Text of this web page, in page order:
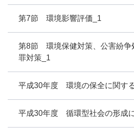
第7節 環境影響評価_1
第8節 環境保健対策、公害紛争
罪対策_1
平成30年度 環境の保全に関す
平成30年度 循環型社会の形成